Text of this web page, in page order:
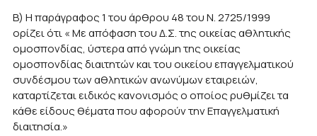
Β) Η παράγραφος 1 του άρθρου 48 του Ν. 2725/1999
ορίζει ότι « Με απόφαση του Δ.Σ. της οικείας αθλητικής
ομοσπονδίας, ύστερα από γνώμη της οικείας
ομοσπονδίας διαιτητών και του οικείου επαγγελματικού
συνδέσμου των αθλητικών ανωνύμων εταιρειών,
καταρτίζεται ειδικός κανονισμός ο οποίος ρυθμίζει τα
κάθε είδους θέματα που αφορούν την Επαγγελματική
διαιτησία.»